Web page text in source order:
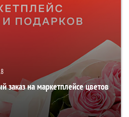
заказ на маркетплейсе цветов